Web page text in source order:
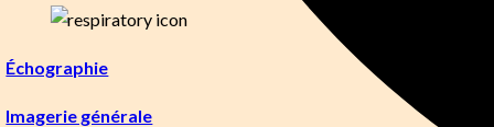
Échographie
Imagerie générale